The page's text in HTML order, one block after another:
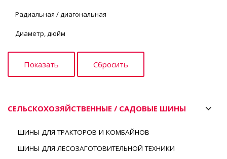
Радиальная / диагональная
Диаметр, дюйм
СЕЛЬСКОХОЗЯЙСТВЕННЫЕ / САДОВЫЕ ШИНЫ
ШИНЫ ДЛЯ ТРАКТОРОВ И КОМБАЙНОВ
ШИНЫ ДЛЯ ЛЕСОЗАГОТОВИТЕЛЬНОЙ ТЕХНИКИ